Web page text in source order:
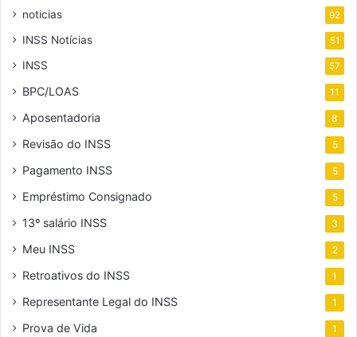
noticias 92
INSS Notícias 51
INSS 57
BPC/LOAS 11
Aposentadoria 8
Revisão do INSS 5
Pagamento INSS 5
Empréstimo Consignado 5
13º salário INSS 3
Meu INSS 2
Retroativos do INSS 1
Representante Legal do INSS 1
Prova de Vida 1